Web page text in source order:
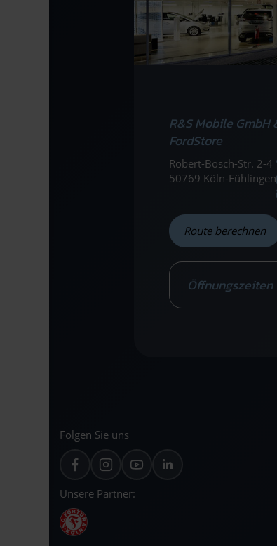
R&S Mobile GmbH
FordStore
Robert-Bosch-Str. 2-4
50769 Köln-Fühlingen
Route berechnen
Öffnungszeiten
Folgen Sie uns
Unsere Partner: